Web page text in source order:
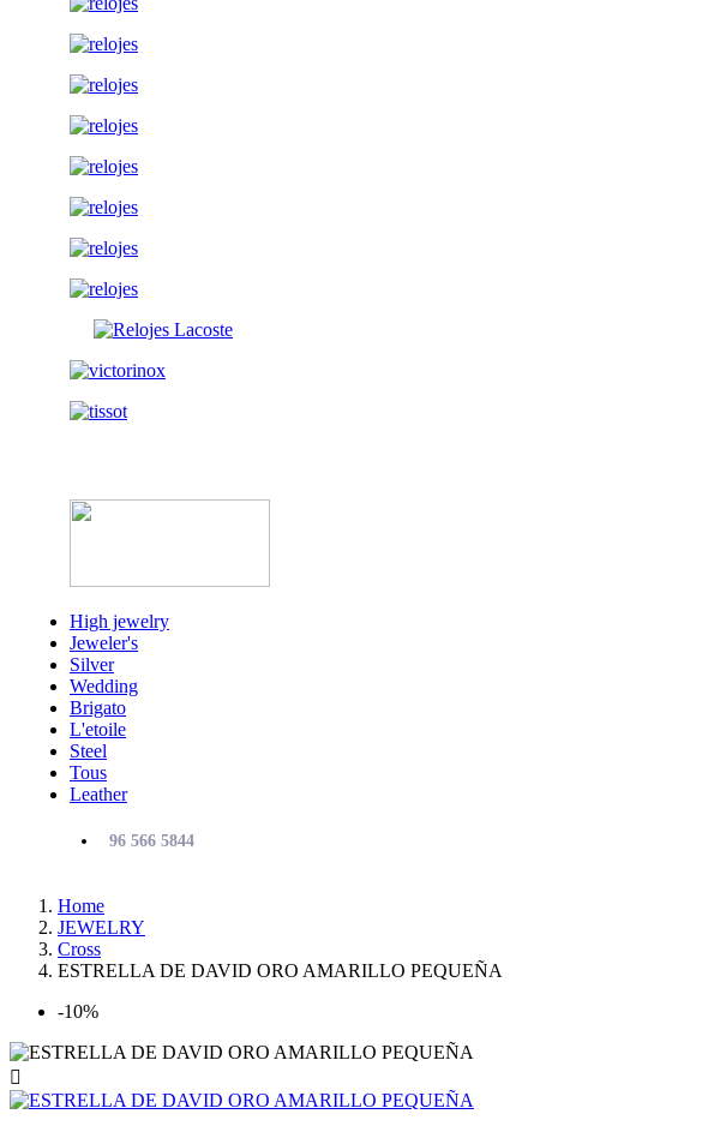
High jewelry
Jeweler's
Silver
Wedding
Brigato
L'etoile
Steel
Tous
Leather
96 566 5844
Home
JEWELRY
Cross
ESTRELLA DE DAVID ORO AMARILLO PEQUEÑA
-10%
